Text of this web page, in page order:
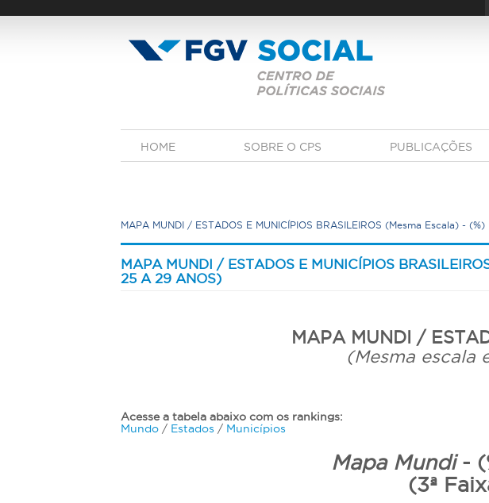
e
i
n
i
p
HOME SOBRE O CPS PUBLICAÇÕES
V
o
c
u
MAPA MUNDI / ESTADOS E MUNICÍPIOS BRASILEIROS (Mesma Escala) -
MAPA MUNDI / ESTADOS E MUNICÍPIOS
25 A 29 ANOS)
MAPA MUNDI /
(Mesma escala
Acesse a tabela abaixo com os rankings:
Mundo / Estados / Municípios
Mapa Mundi-
(3ª